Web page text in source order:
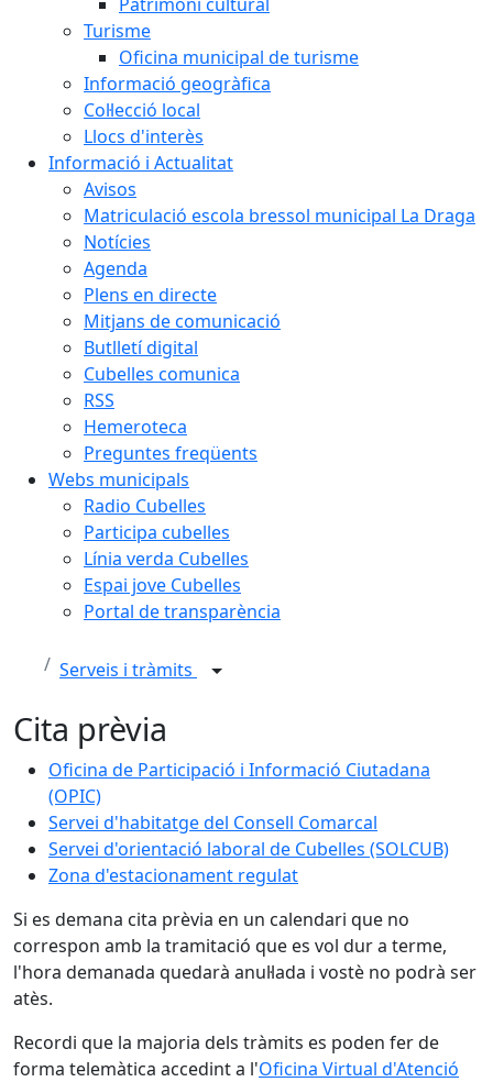
Turisme
Oficina municipal de turisme
Informació geogràfica
Col·lecció local
Llocs d'interès
Informació i Actualitat
Avisos
Matriculació escola bressol municipal La Draga
Notícies
Agenda
Plens en directe
Mitjans de comunicació
Butlletí digital
Cubelles comunica
RSS
Hemeroteca
Preguntes freqüents
Webs municipals
Radio Cubelles
Participa cubelles
Línia verda Cubelles
Espai jove Cubelles
Portal de transparència
Serveis i tràmits
Cita prèvia
Oficina de Participació i Informació Ciutadana
(OPIC)
Servei d'habitatge del Consell Comarcal
Servei d'orientació laboral de Cubelles (SOLCUB)
Zona d'estacionament regulat
Si es demana cita prèvia en un calendari que no
correspon amb la tramitació que es vol dur a terme,
l'hora demanada quedarà anul·lada i vostè no podrà ser
atès.
Recordi que la majoria dels tràmits es poden fer de
forma telemàtica accedint a l'Oficina Virtual d'Atenció